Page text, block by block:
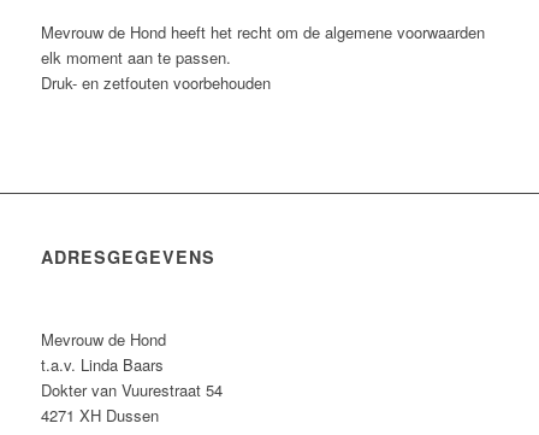
Mevrouw de Hond heeft het recht om de algemene voorwaarden
elk moment aan te passen.
Druk- en zetfouten voorbehouden
ADRESGEGEVENS
Mevrouw de Hond
t.a.v. Linda Baars
Dokter van Vuurestraat 54
4271 XH Dussen